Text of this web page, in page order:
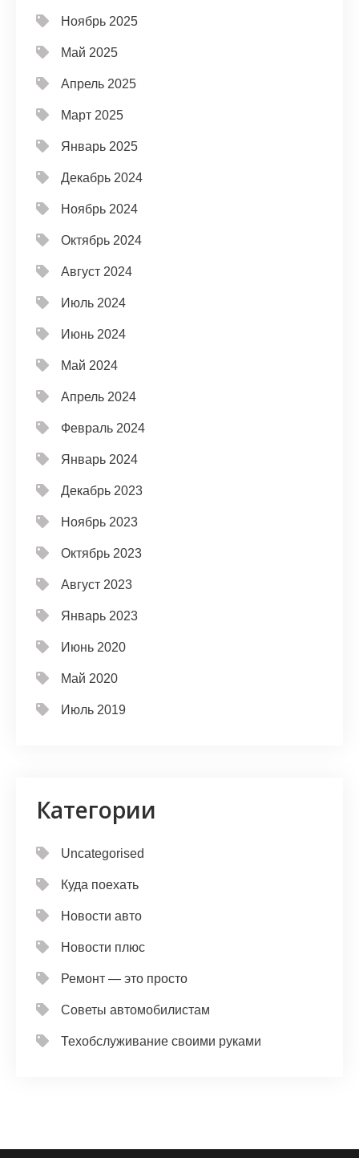
Ноябрь 2025
Май 2025
Апрель 2025
Март 2025
Январь 2025
Декабрь 2024
Ноябрь 2024
Октябрь 2024
Август 2024
Июль 2024
Июнь 2024
Май 2024
Апрель 2024
Февраль 2024
Январь 2024
Декабрь 2023
Ноябрь 2023
Октябрь 2023
Август 2023
Январь 2023
Июнь 2020
Май 2020
Июль 2019
Категории
Uncategorised
Куда поехать
Новости авто
Новости плюс
Ремонт — это просто
Советы автомобилистам
Техобслуживание своими руками